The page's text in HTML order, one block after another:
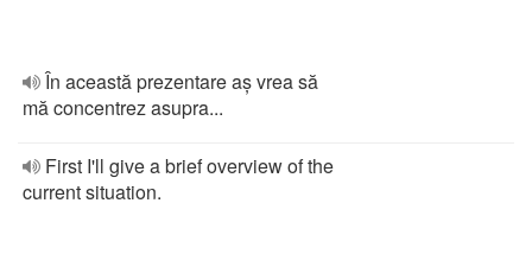
În această prezentare aș vrea să
mă concentrez asupra...
First I'll give a brief overview of the
current situation.